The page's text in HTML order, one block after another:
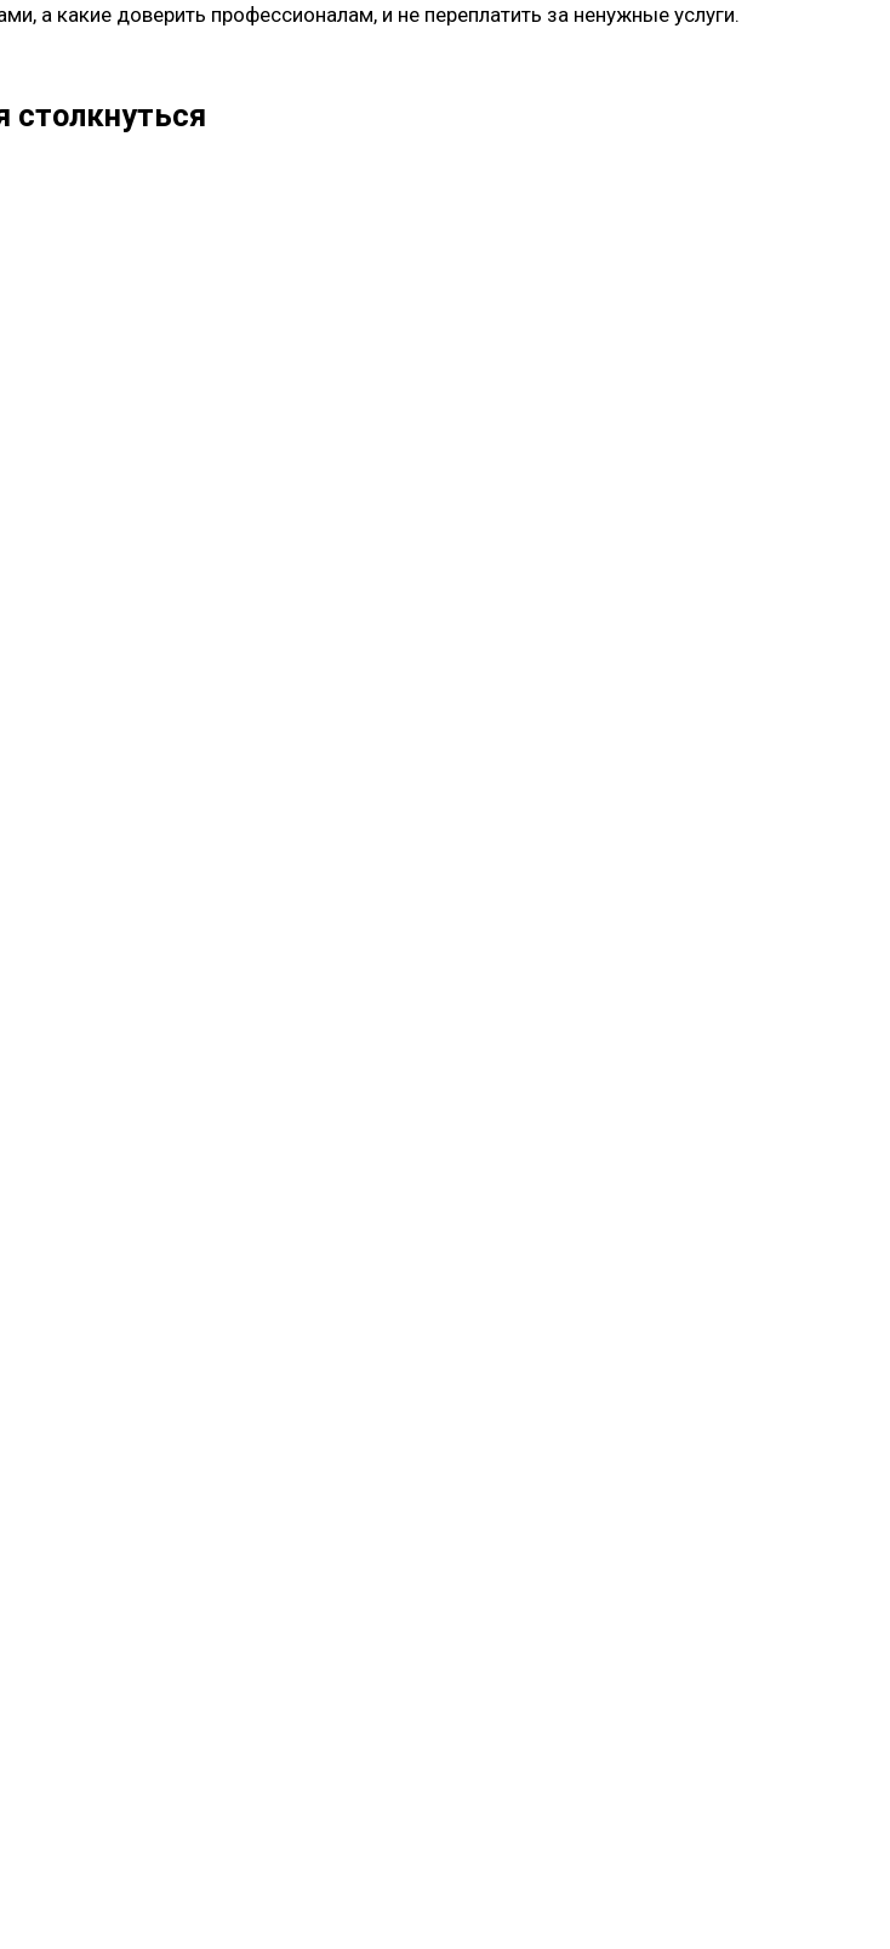
а какие доверить профессионалам, и не переплатить за ненужные услуги.
столкнуться